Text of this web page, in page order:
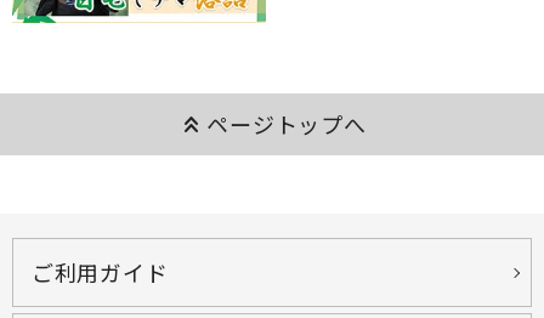
keyboard_double_arrow_up ページトップへ
ご利用ガイド